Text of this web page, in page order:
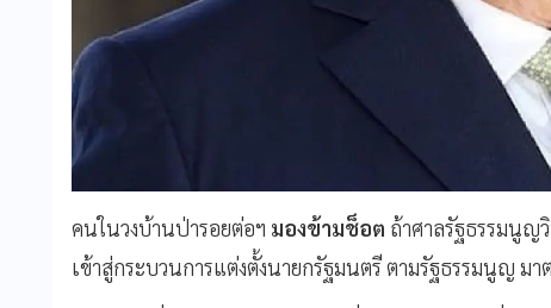
คนในวงบ้านป่ารอยต่อฯ มองข้ามช็อต ถ้าศาลรัฐธรรมนูญ
เข้าสู่กระบวนการแต่งตั้งนายกรัฐมนตรี ตามรัฐธรรมนูญ มา